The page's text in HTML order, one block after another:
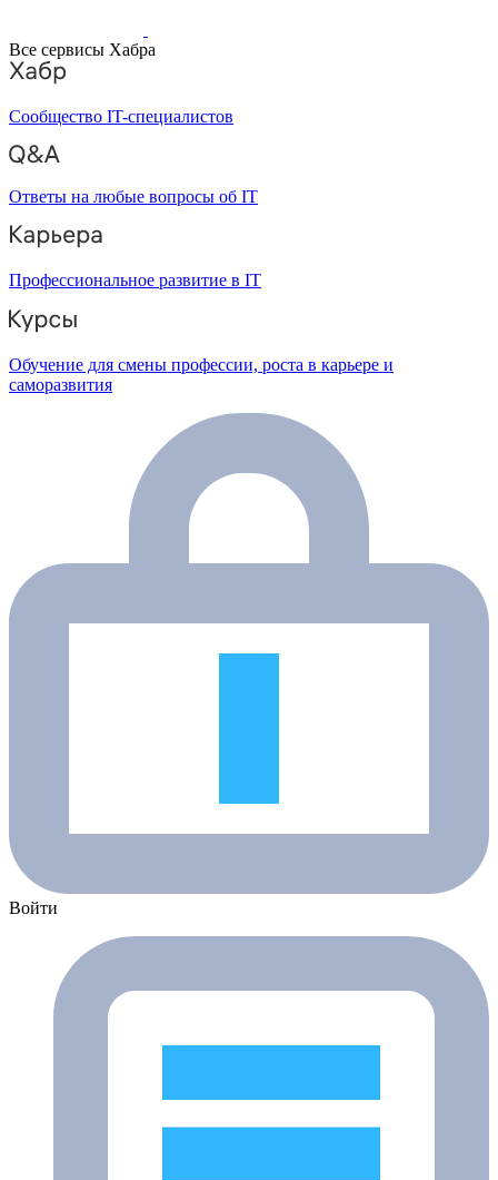
Все сервисы Хабра
Сообщество IT-специалистов
Ответы на любые вопросы об IT
Профессиональное развитие в IT
Обучение для смены профессии, роста в карьере и
саморазвития
Войти